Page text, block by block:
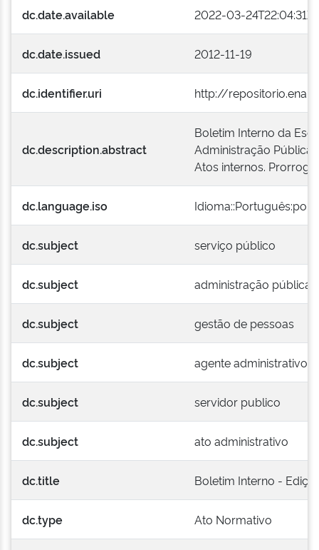
dc.date.available 2022-03-24T22:04:31Z
dc.date.issued 2012-11-19
dc.identifier.uri http://
dc.description.abstract
Boletim Interno da
Administração Pública
Atos internos.
dc.language.iso
dc.subject serviço público
dc.subject administração pública
dc.subject gestão de pessoas
dc.subject agente administrativo
dc.subject servidor publico
dc.subject ato administrativo
dc.title Boletim Interno -
dc.type Ato Normativo